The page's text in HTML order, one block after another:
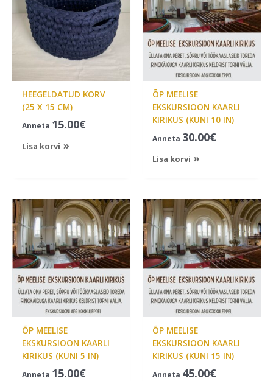
HEEGELDATUD KORV
(25 X 15 CM)
Anneta 15.00€
Lisa korvi
ÕP MEELISE
EKSKURSIOON KAARLI
KIRIKUS (KUNI 10 IN)
Anneta 30.00€
Lisa korvi
ÕP MEELISE
EKSKURSIOON KAARLI
KIRIKUS (KUNI 5 IN)
Anneta 15.00€
ÕP MEELISE
EKSKURSIOON KAARLI
KIRIKUS (KUNI 15 IN)
Anneta 45.00€